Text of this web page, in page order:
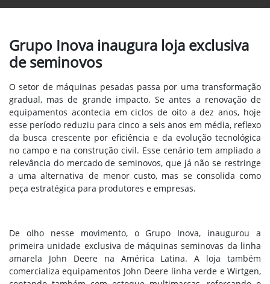
Grupo Inova inaugura loja exclusiva
de seminovos
O setor de máquinas pesadas passa por uma transformação
gradual, mas de grande impacto. Se antes a renovação de
equipamentos acontecia em ciclos de oito a dez anos, hoje
esse período reduziu para cinco a seis anos em média, reflexo
da busca crescente por eficiência e da evolução tecnológica
no campo e na construção civil. Esse cenário tem ampliado a
relevância do mercado de seminovos, que já não se restringe
a uma alternativa de menor custo, mas se consolida como
peça estratégica para produtores e empresas.
De olho nesse movimento, o Grupo Inova, inaugurou a
primeira unidade exclusiva de máquinas seminovas da linha
amarela John Deere na América Latina. A loja também
comercializa equipamentos John Deere linha verde e Wirtgen,